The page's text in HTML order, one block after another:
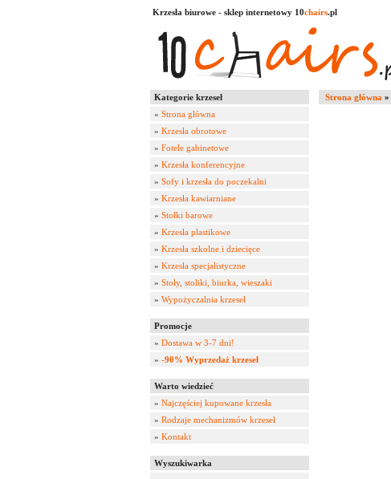
Krzesła biurowe - sklep internetowy 10chairs.pl
Kategorie krzeseł
« Strona główna
» Krzesła obrotowe
» Fotele gabinetowe
» Krzesła konferencyjne
» Sofy i krzesła do poczekalni
» Krzesła kawiarniane
» Stołki barowe
» Krzesła plastikowe
» Krzesła szkolne i dziecięce
» Krzesła specjalistyczne
» Stoły, stoliki, biurka, wieszaki
» Wypożyczalnia krzeseł
Promocje
» Dostawa w 3-7 dni!
» -90% Wyprzedaż krzeseł
Warto wiedzieć
» Najczęściej kupowane krzesła
» Rodzaje mechanizmów krzeseł
» Kontakt
Wyszukiwarka
Strona główna »